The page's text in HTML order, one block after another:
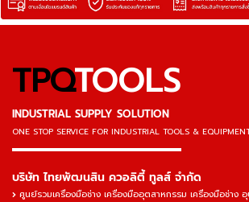
TPQTOOLS
INDUSTRIAL SUPPLY SOLUTION
ONE STOP SERVICE FOR INDUSTRIAL TOOLS &
▬▬▬▬▬▬▬▬▬▬▬▬▬▬▬
บริษัท ไทยพัฒนสิน ควอลิตี้ ทูลส์ จำกัด
ศูนย์รวมเครื่องมือช่าง เครื่องมืออุตสาหกรรม เครื่องมือช่าง